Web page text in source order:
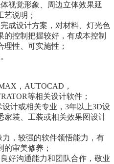
视觉形象、周边立体效果延
艺说明；
成设计方案，对材料、灯光色
的控制把握较好，有成本控制
性、可实施性；
，AUTOCAD，
等相关设计软件；
计或相关专业，3年以上3D设
家装、工装或相关效果图设计
，较强的软件领悟能力，有
审美修养；
好沟通能力和团队合作，敬业